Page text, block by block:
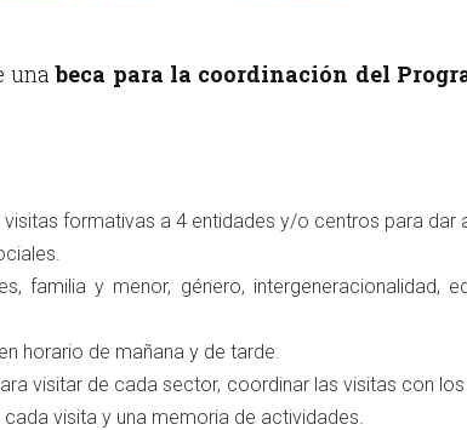
unabeca para la coordinación del
formativas a 4 entidades y/o centros para dar
familia y menor, género, intergeneracionalidad,
horario de mañana y de tarde.
visitar de cada sector, coordinar las visitas con
visita y una memoria de actividades.